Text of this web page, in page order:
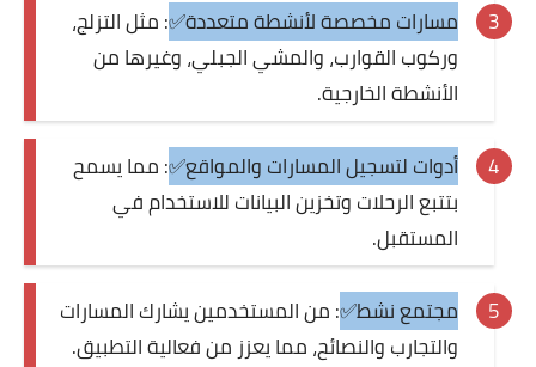
مسارات مخصصة لأنشطة متعددة✅: مثل التزلج،
وركوب القوارب، والمشي الجبلي، وغيرها من
الأنشطة الخارجية.
أدوات لتسجيل المسارات والمواقع✅: مما يسمح
بتتبع الرحلات وتخزين البيانات للاستخدام في
المستقبل.
مجتمع نشط✅: من المستخدمين يشارك المسارات
والتجارب والنصائح، مما يعزز من فعالية التطبيق.